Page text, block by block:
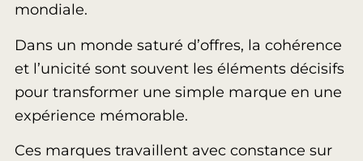
mondiale.
Dans un monde saturé d’offres, la cohérence
et l’unicité sont souvent les éléments décisifs
pour transformer une simple marque en une
expérience mémorable.
Ces marques travaillent avec constance sur